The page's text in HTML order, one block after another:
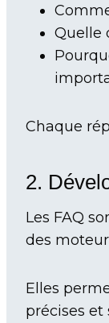
Quelle
Chaque
2.
Les FAQ
des
Elles
précises et